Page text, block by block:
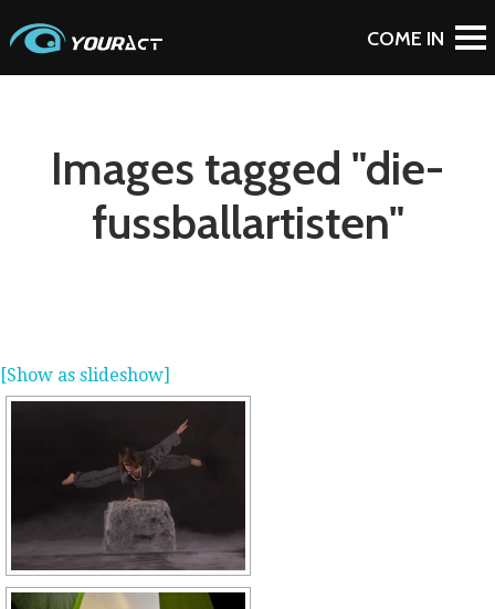
Images tagged "die-
fussballartisten"
[Show as slideshow]